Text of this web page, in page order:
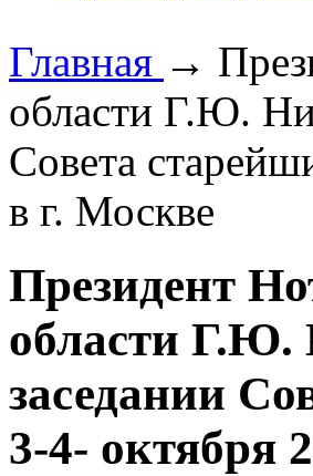
Главная →
области Г.Ю.
Совета
в г. Москве
Президент
области Г.Ю.
заседании
3-4- октября